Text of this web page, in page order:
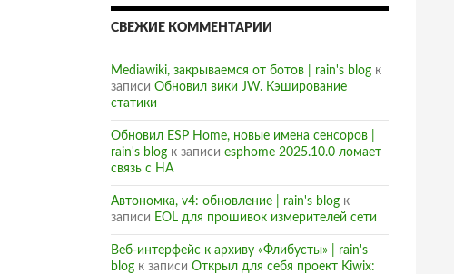
СВЕЖИЕ КОММЕНТАРИИ
Mediawiki, закрываемся от ботов | rain's blog к
записи Обновил вики JW. Кэширование
статики
Обновил ESP Home, новые имена сенсоров |
rain's blog к записи esphome 2025.10.0 ломает
связь с HA
Автономка, v4: обновление | rain's blog к
записи EOL для прошивок измерителей сети
Веб-интерфейс к архиву «Флибусты» | rain's
blog к записи Открыл для себя проект Kiwix: